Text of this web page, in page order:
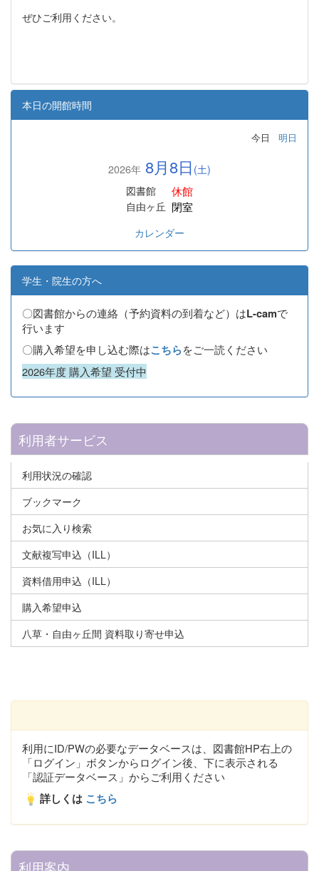
ぜひご利用ください。
本日の開館時間
今日 明日
2026年 8月8日 (土)
図書館
休館
自由ヶ丘 閉室
カレンダー
学生・院生の方へ
〇図書館からの連絡（予約資料の到着など）はL-camで
行います
〇購入希望を申し込む際はこちらをご一読ください
2026年度 購入希望 受付中
利用者サービス
利用状況の確認
ブックマーク
お気に入り検索
文献複写申込（ILL）
資料借用申込（ILL）
購入希望申込
八草・自由ヶ丘間 資料取り寄せ申込
利用にID/PWの必要なデータベースは、図書館HP右上の
「ログイン」ボタンからログイン後、下に表示される
「認証データベース」からご利用ください
詳しくは こちら
利用案内